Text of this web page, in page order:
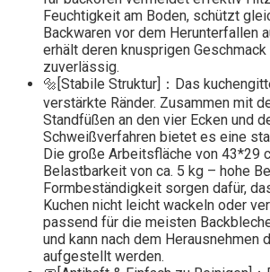
Feuchtigkeit am Boden, schützt
Backwaren vor dem Herunterfallen
erhält deren knusprigen
zuverlässig.
🔩[Stabile Struktur]：Das
verstärkte Ränder. Zusammen mit
Standfüßen an den vier Ecken und
Schweißverfahren bietet es eine
Die große Arbeitsfläche von 43*29
Belastbarkeit von ca. 5 kg – hohe
Formbeständigkeit sorgen dafür,
Kuchen nicht leicht wackeln oder
passend für die meisten
und kann nach dem Herausnehmen
aufgestellt werden.